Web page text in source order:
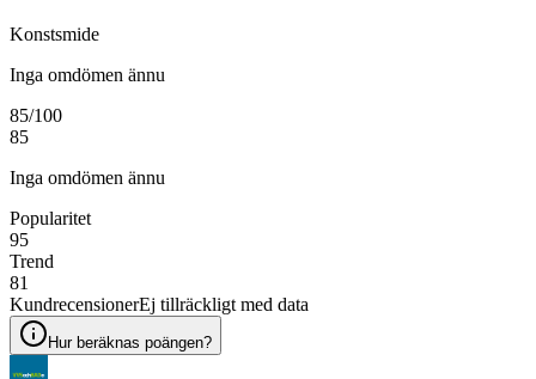
Konstsmide
Inga omdömen ännu
85/100
85
Inga omdömen ännu
Popularitet
95
Trend
81
KundrecensionerEj tillräckligt med data
Hur beräknas poängen?